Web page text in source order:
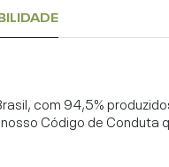
com 94,5%
Código de Conduta